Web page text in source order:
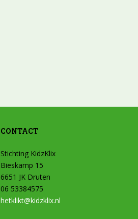
CONTACT
Stichting KidzKlix
Bieskamp 15
6651 JK Druten
06 53384575
hetklikt@kidzklix.nl